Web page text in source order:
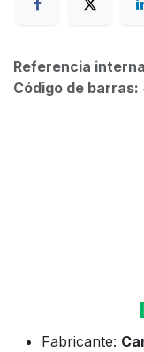
Referencia
Código de barras:
Fabricante: